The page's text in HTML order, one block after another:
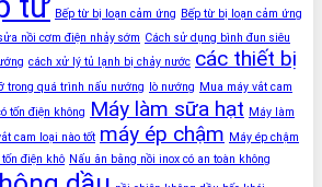
Bếp từ bị loạn cảm ứng Bếp từ bị loạn cảm ứng
nồi cơm điện nhảy sớm Cách sử dụng bình đun siêu
cách xử lý tủ lạnh bị chảy nước các thiết bị
trong quá trình nấu nướng lò nướng Mua máy vắt cam
tốn điện không Máy làm sữa hạt Máy làm
cam loại nào tốt máy ép chậm Máy ép chậm
điện khô Nấu ăn bằng nồi inox có an toàn không